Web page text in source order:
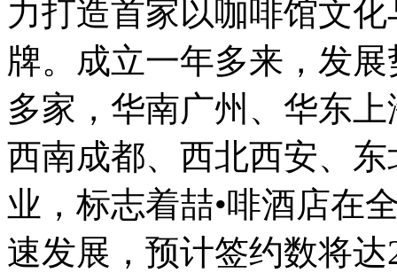
力打造首家以咖啡馆文
牌。成立一年多来，发
多家，华南广州、华东
西南成都、西北西安、
业，标志着喆•啡酒店在
速发展，预计签约数将达